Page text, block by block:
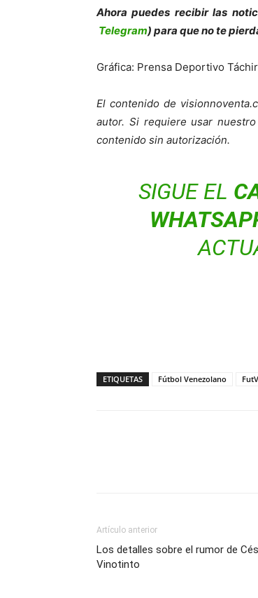
Ahora puedes recibir las
Telegram) para que no te
Gráfica: Prensa Deportivo
El contenido de
autor. Si requiere usar
contenido sin autorización.
SIGUE EL
ETIQUETAS Fútbol Venezolano
Artículo anterior
Los detalles sobre el rumor de
Vinotinto